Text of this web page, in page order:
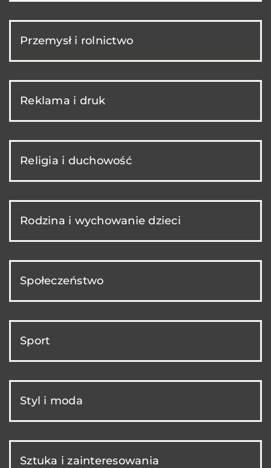
Przemysł i rolnictwo
Reklama i druk
Religia i duchowość
Rodzina i wychowanie dzieci
Społeczeństwo
Sport
Styl i moda
Sztuka i zainteresowania